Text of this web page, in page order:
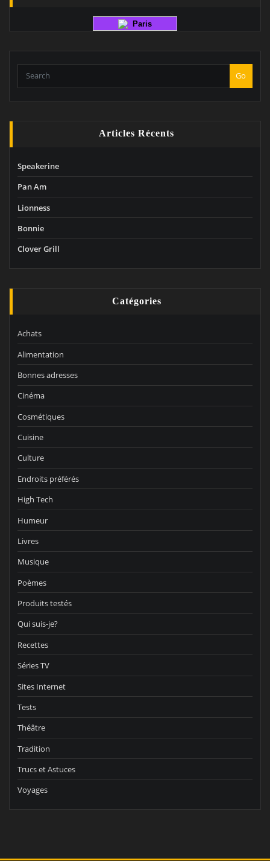
Paris
Go
Articles Récents
Speakerine
Pan Am
Lionness
Bonnie
Clover Grill
Catégories
Achats
Alimentation
Bonnes adresses
Cinéma
Cosmétiques
Cuisine
Culture
Endroits préférés
High Tech
Humeur
Livres
Musique
Poèmes
Produits testés
Qui suis-je?
Recettes
Séries TV
Sites Internet
Tests
Théâtre
Tradition
Trucs et Astuces
Voyages